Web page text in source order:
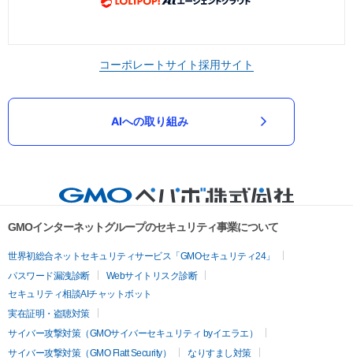
コーポレートサイト採用サイト
AIへの取り組み
GMOインターネットグループのセキュリティ事業について
世界初総合ネットセキュリティサービス「GMOセキュリティ24」
パスワード漏洩診断
Webサイトリスク診断
セキュリティ相談AIチャットボット
実在証明・盗聴対策
サイバー攻撃対策（GMOサイバーセキュリティ byイエラエ）
サイバー攻撃対策（GMO Flatt Security）
なりすまし対策